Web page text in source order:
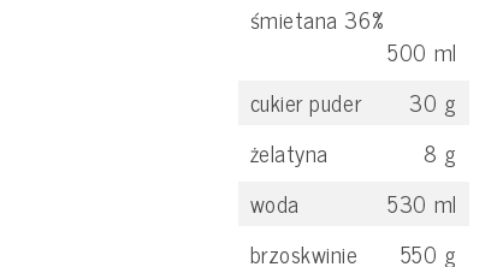
śmietana 36%
500 ml
cukier puder
30 g
żelatyna
8 g
woda
530 ml
brzoskwinie
550 g